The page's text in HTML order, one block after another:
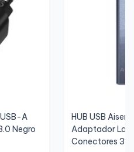
A
Negro
HUB USB
Adaptador
Conectores